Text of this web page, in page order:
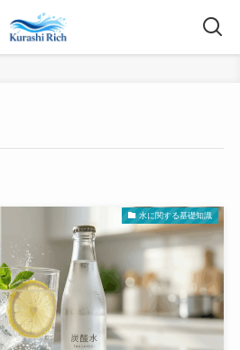
水に関する基礎知識